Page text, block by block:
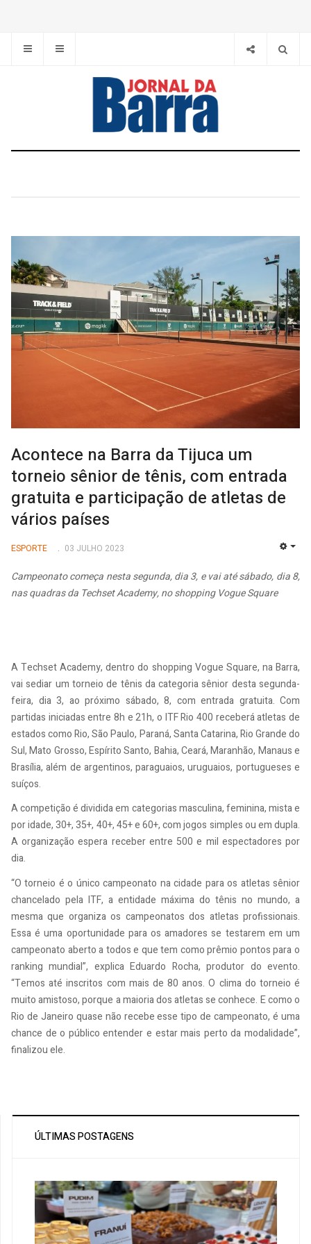
Acontece na Barra da Tijuca um
torneio sênior de tênis, com entrada
gratuita e participação de atletas de
vários países
ESPORTE 03 JULHO 2023
Campeonato começa nesta segunda, dia 3, e vai até sábado, dia 8,
nas quadras da Techset Academy, no shopping Vogue Square
A Techset Academy, dentro do shopping Vogue Square, na Barra,
vai sediar um torneio de tênis da categoria sênior desta segunda-
feira, dia 3, ao próximo sábado, 8, com entrada gratuita. Com
partidas iniciadas entre 8h e 21h, o ITF Rio 400 receberá atletas de
estados como Rio, São Paulo, Paraná, Santa Catarina, Rio Grande do
Sul, Mato Grosso, Espírito Santo, Bahia, Ceará, Maranhão, Manaus e
Brasília, além de argentinos, paraguaios, uruguaios, portugueses e
suíços.
A competição é dividida em categorias masculina, feminina, mista e
por idade, 30+, 35+, 40+, 45+ e 60+, com jogos simples ou em dupla.
A organização espera receber entre 500 e mil espectadores por
dia.
“O torneio é o único campeonato na cidade para os atletas sênior
chancelado pela ITF, a entidade máxima do tênis no mundo, a
mesma que organiza os campeonatos dos atletas profissionais.
Essa é uma oportunidade para os amadores se testarem em um
campeonato aberto a todos e que tem como prêmio pontos para o
ranking mundial”, explica Eduardo Rocha, produtor do evento.
“Temos até inscritos com mais de 80 anos. O clima do torneio é
muito amistoso, porque a maioria dos atletas se conhece. E como o
Rio de Janeiro quase não recebe esse tipo de campeonato, é uma
chance de o público entender e estar mais perto da modalidade”,
finalizou ele.
ÚLTIMAS POSTAGENS